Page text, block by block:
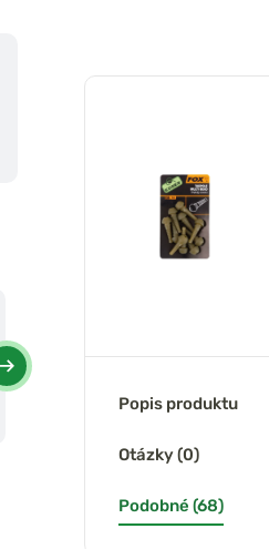
Drop Off Heli Buffer
Popis produktu
Otázky (0)
Podobné (68)